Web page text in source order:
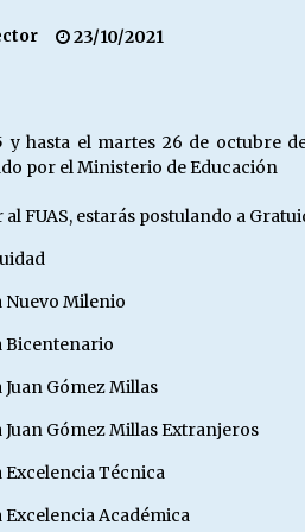
MUNICIPALIDAD, TRABAJADORES,
CLIMA LABORAL:
VOLVER A SER ALTERNATIVA
16/06/2026
30/04/2026
23/10/2021
y hasta el martes 26 de octubre
por el Ministerio de Educación
FUAS, estarás postulando a
Nuevo Milenio
Bicentenario
Juan Gómez Millas
Juan Gómez Millas Extranjeros
Excelencia Técnica
Excelencia Académica